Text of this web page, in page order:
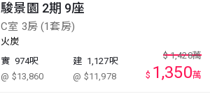
駿景園 2期 9座
C室 3房 (1套房)
火炭
實 974呎
@ $13,860
建 1,127呎
@ $11,978
$ 1,428萬
$ 1,350萬